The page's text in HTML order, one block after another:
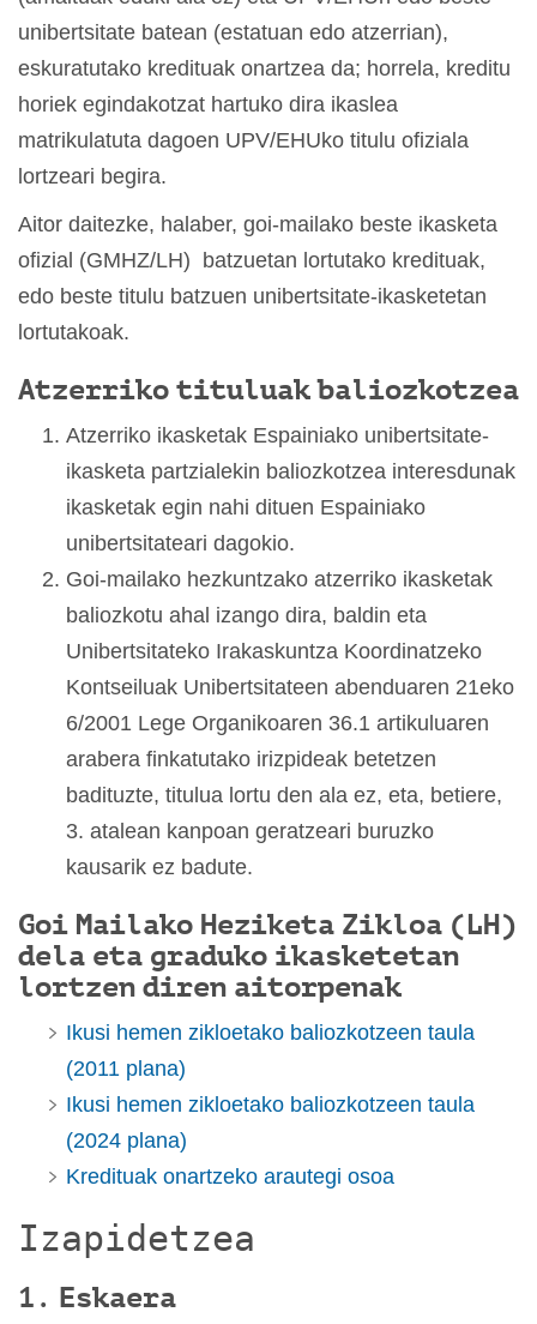
unibertsitate batean (estatuan edo atzerrian),
eskuratutako kredituak onartzea da; horrela, kreditu
horiek egindakotzat hartuko dira ikaslea
matrikulatuta dagoen UPV/EHUko titulu ofiziala
lortzeari begira.
Aitor daitezke, halaber, goi-mailako beste ikasketa
ofizial (GMHZ/LH) batzuetan lortutako kredituak,
edo beste titulu batzuen unibertsitate-ikasketetan
lortutakoak.
Atzerriko tituluak baliozkotzea
Atzerriko ikasketak Espainiako unibertsitate-
ikasketa partzialekin baliozkotzea interesdunak
ikasketak egin nahi dituen Espainiako
unibertsitateari dagokio.
Goi-mailako hezkuntzako atzerriko ikasketak
baliozkotu ahal izango dira, baldin eta
Unibertsitateko Irakaskuntza Koordinatzeko
Kontseiluak Unibertsitateen abenduaren 21eko
6/2001 Lege Organikoaren 36.1 artikuluaren
arabera finkatutako irizpideak betetzen
badituzte, titulua lortu den ala ez, eta, betiere,
3. atalean kanpoan geratzeari buruzko
kausarik ez badute.
Goi Mailako Heziketa Zikloa (LH)
dela eta graduko ikasketetan
lortzen diren aitorpenak
Ikusi hemen zikloetako baliozkotzeen taula
(2011 plana)
Ikusi hemen zikloetako baliozkotzeen taula
(2024 plana)
Kredituak onartzeko arautegi osoa
Izapidetzea
1. Eskaera